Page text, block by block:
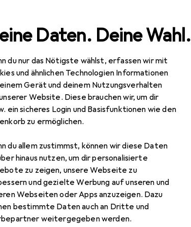
Daten. Deine Wahl.
du nur das Nötigste wählst, erfassen wir mit
und ähnlichen Technologien Informationen
Gerät und deinem Nutzungsverhalten
Website. Diese brauchen wir, um dir
ein sicheres Login und Basisfunktionen wie den
zu ermöglichen.
du allem zustimmst, können wir diese Daten
hinaus nutzen, um dir personalisierte
zu zeigen, unsere Webseite zu
und gezielte Werbung auf unseren und
Webseiten oder Apps anzuzeigen. Dazu
bestimmte Daten auch an Dritte und
weitergegeben werden.
Gesamtsortiment Haushalt Schuhlöffel